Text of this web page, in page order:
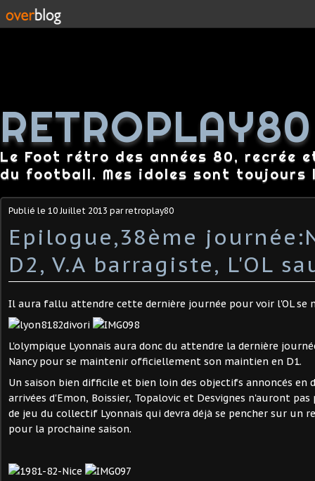
RETROPLAY80
Le Foot rétro des années 80, recrée
du football. Mes idoles sont toujours
Publié le 10 Juillet 2013 par retroplay80
Epilogue,38ème
D2, V.A barragiste, L'OL
Il aura fallu attendre cette dernière journée pour voir l'OL se
L'olympique Lyonnais aura donc du attendre la dernière
Nancy pour se maintenir officiellement son maintien en D1.
Un saison bien difficile et bien loin des objectifs annoncés en
arrivées d'Emon, Boissier, Topalovic et Desvignes n'auront
de jeu du collectif Lyonnais qui devra déjà se pencher sur un
pour la prochaine saison.